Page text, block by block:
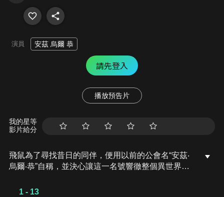
演員 安茲 烏爾 恭
請先登入
播放預告片
我的星等
影片給分
飛鼠為了尋找昔日的同伴，便用以前的公會名“安茲‧
烏爾‧恭”自稱，並決心讓這一名號響徹整個異世界。
界掌控在手中的死之統治者，將再臨於此！至今為
1 - 13